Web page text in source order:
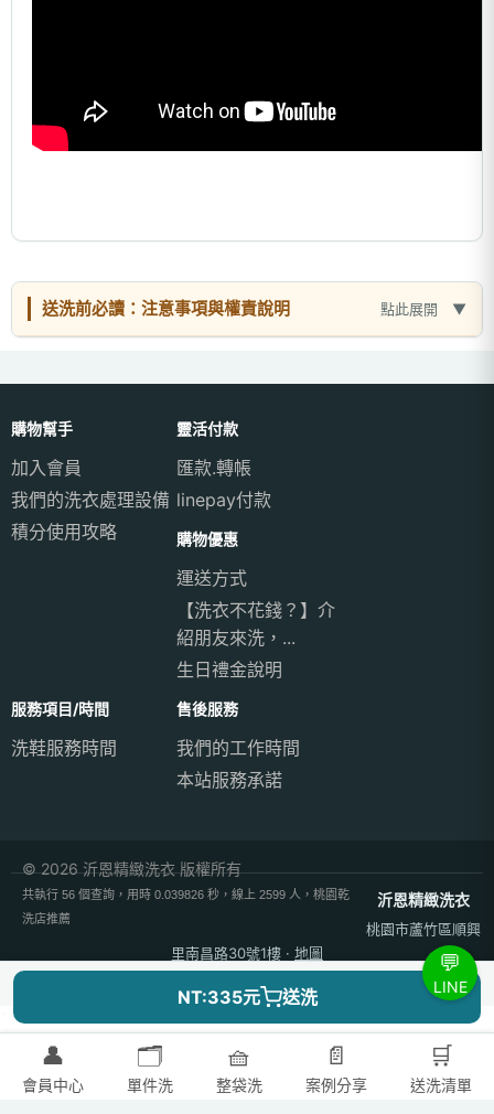
送洗前必讀：注意事項與權責說明 點此展開
購物幫手
加入會員
我們的洗衣處理設備
積分使用攻略
靈活付款
匯款.轉帳
linepay付款
購物優惠
運送方式
【洗衣不花錢？】介
紹朋友來洗，...
生日禮金說明
服務項目/時間
洗鞋服務時間
售後服務
我們的工作時間
本站服務承諾
© 2026 沂恩精緻洗衣 版權所有
共執行 56 個查詢，用時 0.039826 秒，線上 2599 人，桃園乾
洗店推薦
沂恩精緻洗衣
桃園市蘆竹區順興
里南昌路30號1樓 · 地圖
· 週一至週六 09:00–21:00（週日公休）
NT:335元 送洗
👤
會員中心
🗂️
單件洗
🧺
整袋洗
📄
案例分享
🛒
送洗清單
💬
LINE
```